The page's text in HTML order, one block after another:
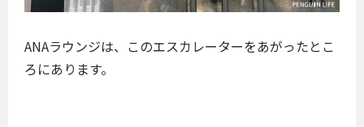
ANAラウンジは、このエスカレーターをあがったとこ
ろにあります。